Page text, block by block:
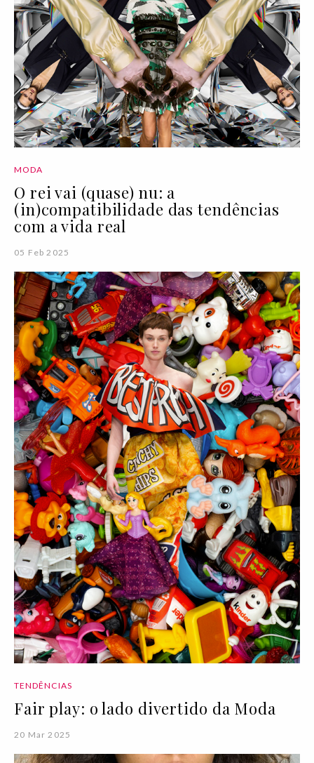
MODA
O rei vai (quase) nu: a
(in)compatibilidade das tendências
com a vida real
05 Feb 2025
TENDÊNCIAS
Fair play: o lado divertido da Moda
20 Mar 2025